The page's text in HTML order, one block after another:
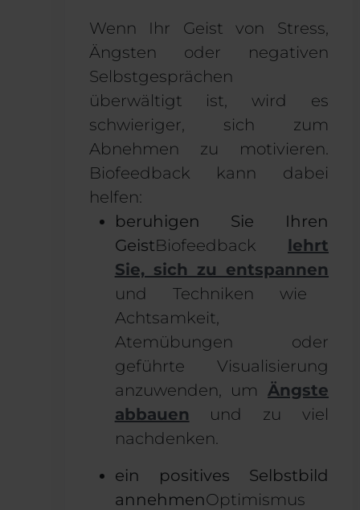
Wenn Ihr Geist von Stress,
Ängsten oder negativen
Selbstgesprächen
überwältigt ist, wird es
schwieriger, sich zum
Abnehmen zu motivieren.
Biofeedback kann dabei
helfen:
beruhigen Sie Ihren
GeistBiofeedback lehrt
Sie, sich zu entspannen
und Techniken wie
Achtsamkeit,
Atemübungen oder
geführte Visualisierung
anzuwenden, um Ängste
abbauen und zu viel
nachdenken.
ein positives Selbstbild
annehmenOptimismus